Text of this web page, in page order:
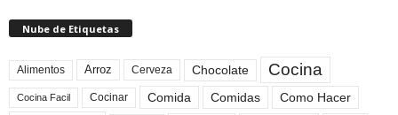
Nube de Etiquetas
Alimentos Arroz Cerveza Chocolate Cocina
Cocina Facil Cocinar Comida Comidas Como Hacer